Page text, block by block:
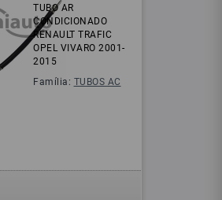
TUBO AR
CONDICIONADO
RENAULT TRAFIC
OPEL VIVARO 2001-
2015
Família: TUBOS AC